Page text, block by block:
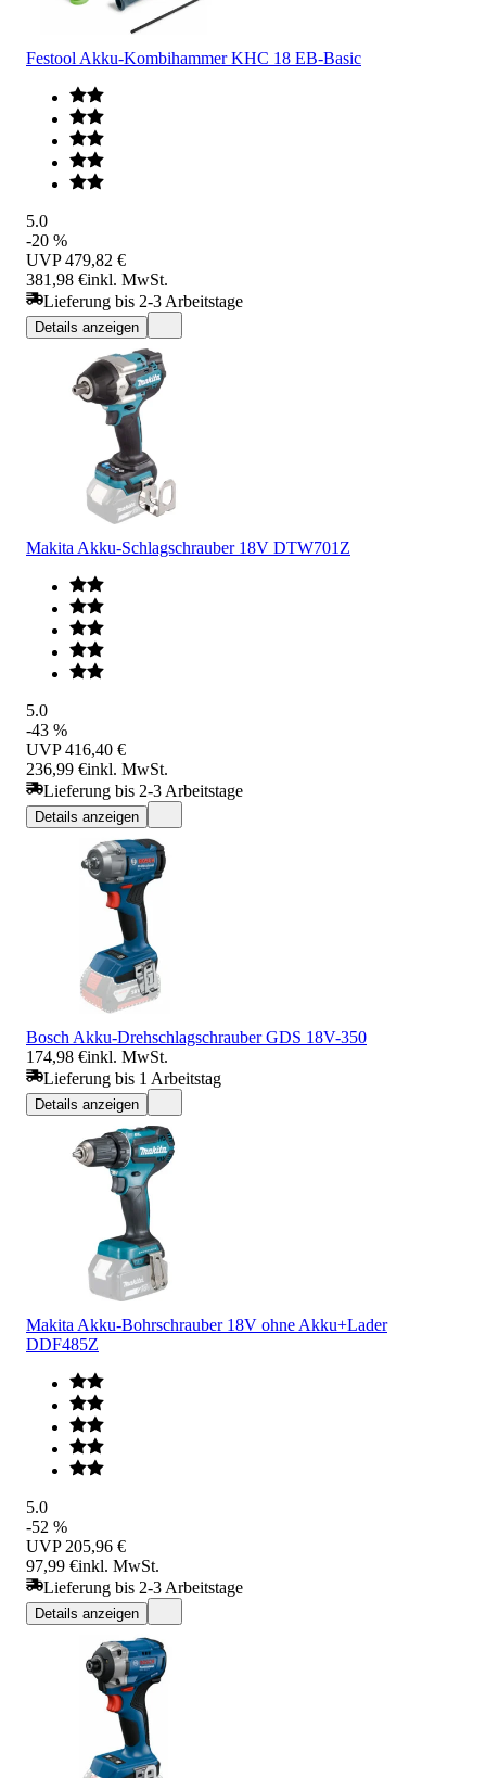
Festool Akku-Kombihammer KHC 18 EB-Basic
5.0
-20 %
UVP 479,82 €
381,98 €inkl. MwSt.
Lieferung bis 2-3 Arbeitstage
Details anzeigen
Makita Akku-Schlagschrauber 18V DTW701Z
5.0
-43 %
UVP 416,40 €
236,99 €inkl. MwSt.
Lieferung bis 2-3 Arbeitstage
Details anzeigen
Bosch Akku-Drehschlagschrauber GDS 18V-350
174,98 €inkl. MwSt.
Lieferung bis 1 Arbeitstag
Details anzeigen
Makita Akku-Bohrschrauber 18V ohne Akku+Lader
DDF485Z
5.0
-52 %
UVP 205,96 €
97,99 €inkl. MwSt.
Lieferung bis 2-3 Arbeitstage
Details anzeigen